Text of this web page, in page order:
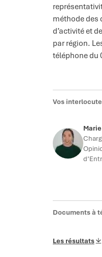
méthode des
d’activité et
par région.
téléphone du
Vos
Documents à
Les résultats